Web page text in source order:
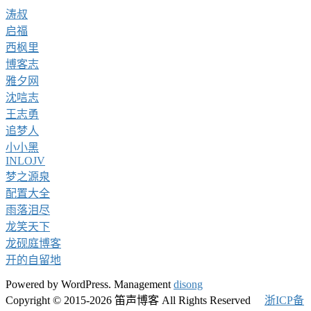
涛叔
启福
西枫里
博客志
雅夕网
沈唁志
王志勇
追梦人
小小黑
INLOJV
梦之源泉
配置大全
雨落泪尽
龙笑天下
龙砚庭博客
开的自留地
Powered by WordPress. Management disong
Copyright © 2015-2026 笛声博客 All Rights Reserved 浙ICP备